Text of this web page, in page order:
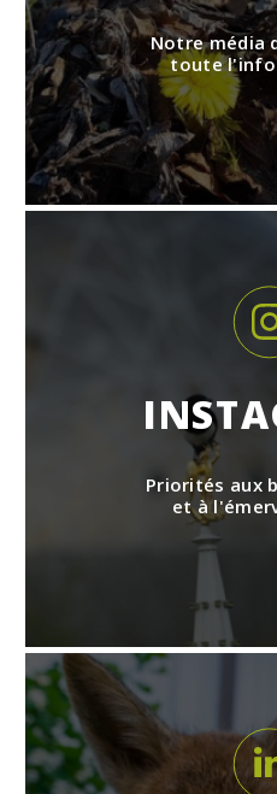
Notre média
toute
Priorités aux
et à